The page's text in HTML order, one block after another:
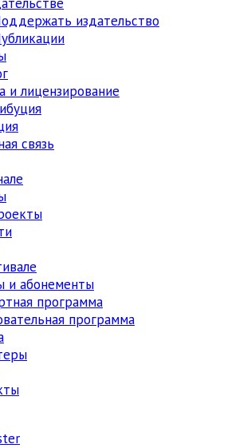
издательство
и лицензирование
связь
и абонементы
программа
программа